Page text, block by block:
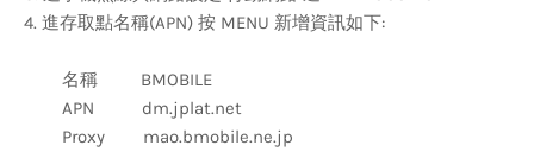
4. 進存取點名稱(APN) 按 MENU 新增資訊如下:
名稱 BMOBILE
APN dm.jplat.net
Proxy mao.bmobile.ne.jp